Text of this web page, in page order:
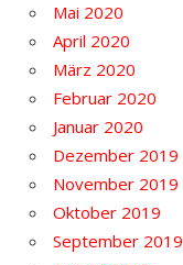
Mai 2020
April 2020
März 2020
Februar 2020
Januar 2020
Dezember 2019
November 2019
Oktober 2019
September 2019